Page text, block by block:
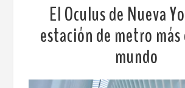
El Oculus de Nueva
estación de metro más
mundo